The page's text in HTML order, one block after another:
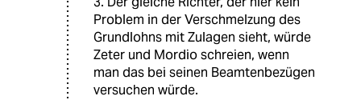
Problem in der Verschmelzung des
Grundlohns mit Zulagen sieht, würde
Zeter und Mordio schreien, wenn
man das bei seinen Beamtenbezügen
versuchen würde.